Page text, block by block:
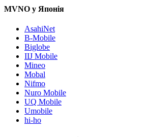
MVNO у Японія
AsahiNet
B-Mobile
Biglobe
IIJ Mobile
Mineo
Mobal
Nifmo
Nuro Mobile
UQ Mobile
Umobile
hi-ho